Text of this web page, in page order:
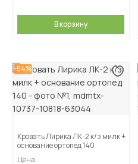
В корзину
-54%
Кровать Лирика ЛК-2 к/з милк +
основание ортопед 140
Цена